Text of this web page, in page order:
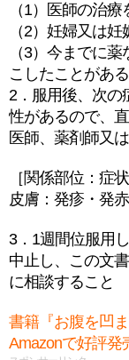
（1）医師の治療
（2）妊婦又は
（3）今までに
こしたことがある
2．服用後、次の
性があるので、
医師、薬剤師又
［関係部位：症状
皮膚：発疹・発
3．1週間位服用
中止し、この文
に相談すること
書籍『お腹を凹
Amazonで好評発